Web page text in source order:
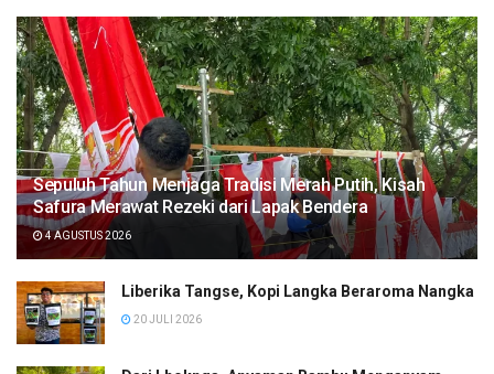
Sepuluh Tahun Menjaga Tradisi Merah Putih, Kisah
Safura Merawat Rezeki dari Lapak Bendera
4 AGUSTUS 2026
Liberika Tangse, Kopi Langka Beraroma Nangka
20 JULI 2026